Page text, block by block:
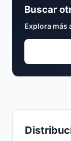
Buscar
Explora más